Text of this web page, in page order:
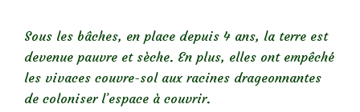
Sous les bâches, en place depuis 4 ans, la terre est
devenue pauvre et sèche. En plus, elles ont empêché
les vivaces couvre-sol aux racines drageonnantes
de coloniser l’espace à couvrir.